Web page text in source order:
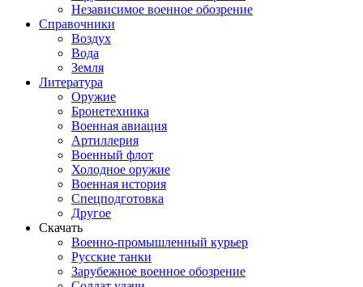
Независимое военное обозрение
Справочники
Воздух
Вода
Земля
Литература
Оружие
Бронетехника
Военная авиация
Артиллерия
Военный флот
Холодное оружие
Военная история
Спецподготовка
Другое
Скачать
Военно-промышленный курьер
Русские танки
Зарубежное военное обозрение